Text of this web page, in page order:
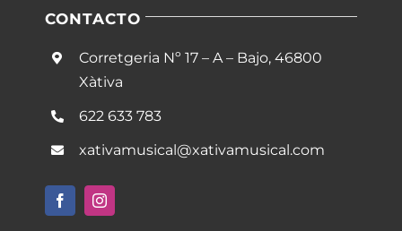
CONTACTO
Corretgeria Nº 17 – A – Bajo, 46800
Xàtiva
622 633 783
xativamusical@xativamusical.com